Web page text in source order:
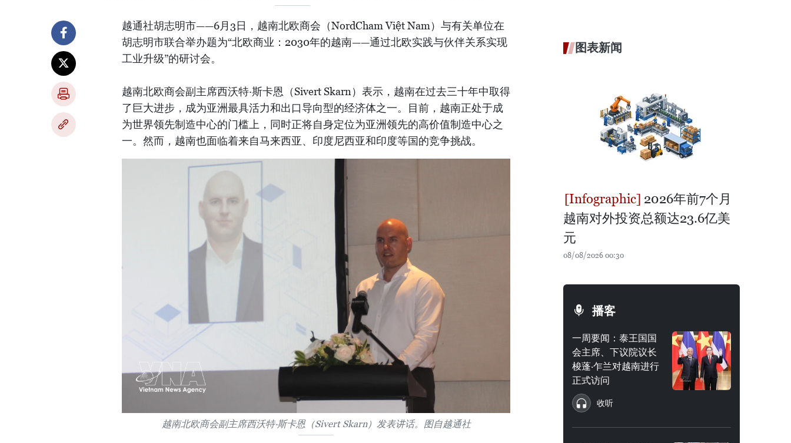
越通社胡志明市——6月3日，越南北欧商会（NordCham Việt Nam）与有关单位在
胡志明市联合举办题为“北欧商业：2030年的越南——通过北欧实践与伙伴关系实现
工业升级”的研讨会。
越南北欧商会副主席西沃特·斯卡恩（Sivert Skarn）表示，越南在过去三十年中取得
了巨大进步，成为亚洲最具活力和出口导向型的经济体之一。目前，越南正处于成
为世界领先制造中心的门槛上，同时正将自身定位为亚洲领先的高价值制造中心之
一。然而，越南也面临着来自马来西亚、印度尼西亚和印度等国的竞争挑战。
越南北欧商会副主席西沃特·斯卡恩（Sivert Skarn）发表讲话。图自越通社
图表新闻
2026年前7个月
越南对外投资总额达23.6亿美
元
08/08/2026 00:30
播客
一周要闻：泰王国国
会主席、下议院议长
梭蓬·乍兰对越南进行
正式访问
收听